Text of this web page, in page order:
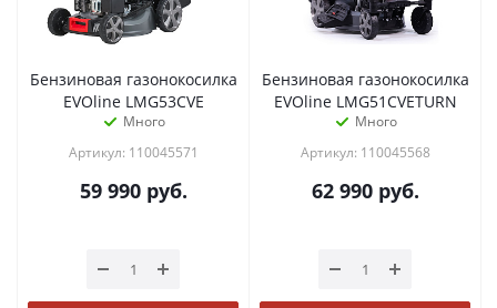
Бензиновая газонокосилка
EVOline LMG53CVE
Много
Артикул: 110045571
59 990руб.
Бензиновая газонокосилка
EVOline LMG51CVETURN
Много
Артикул: 110045568
62 990руб.